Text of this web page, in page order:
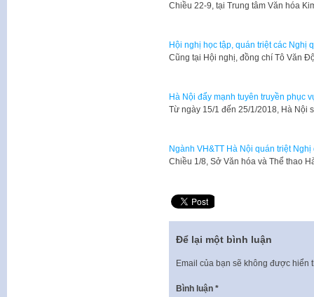
​Chiều 22-9, tại Trung tâm Văn hóa
Hội nghị học tập, quán triệt các Nghị
Cũng tại Hội nghị, đồng chí Tô Văn
Hà Nội đẩy mạnh tuyên truyền phục
Từ ngày 15/1 đến 25/1/2018, Hà Nội
Ngành VH&TT Hà Nội quán triệt
Chiều 1/8, Sở Văn hóa và Thể thao
Để lại một bình luận
Email của bạn sẽ không được hiển
Bình luận *